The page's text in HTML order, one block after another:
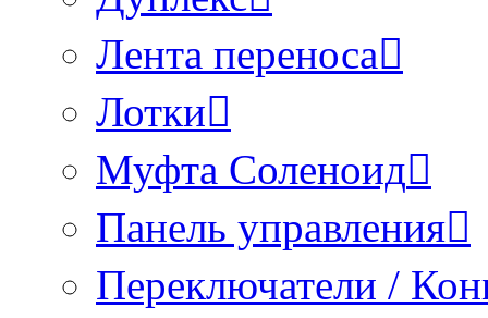
Лента переноса
Лотки
Муфта Соленоид
Панель управления
Переключатели /